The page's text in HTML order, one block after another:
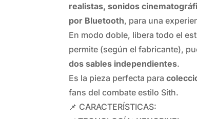
realistas, sonidos
por Bluetooth, para una
En modo doble, libera todo el
permite (según el fabricante),
dos sables independientes.
Es la pieza perfecta para
fans del combate estilo Sith.
📌 CARACTERÍSTICAS: